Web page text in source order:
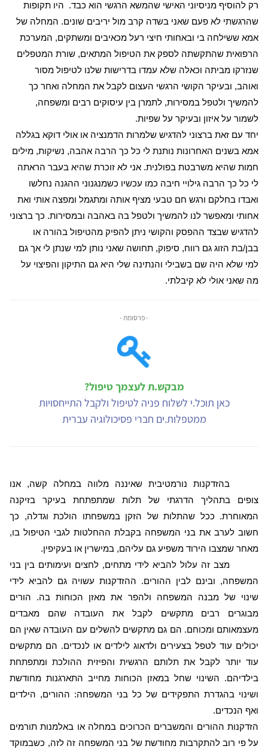
רק להוסיף מניסיוני האישי שהמשא הרגשי הוא כבד.
היו תקופות
שהרגשתי לא פעם שאני בשדה קרב מול יריבים שונים. המחלה של
אמא ששילחה בי ובאחותי חיצי רעל מכאיבים ומשתקים, המערכת
הרפואית שהתקשתה לספק את הטיפול המתאים, שורת המטפלים
שנזרקו מביתה וכאלה שלא עמדו בדרישות שלנו לטיפול מסור
ואוהב, ובעיקר הקושי הרגשי העצום לקבל את המחלה ואחר כך
להמשיך ולטפל במסירות, לתמרן בין עיסוקים רבים ומשפחה,
לשמור על איזון ובעיקר על שפיות.
יחד עם זאת ברצוני להדגיש שלמרות הדמנציה או אולי דוקא בגללה
אמא בשנים האחרונות נותנת לי כל כך הרבה אהבה, נשיקות, מילים
חמות שהיא משרבטת בפולנית. אני לא זוכרת שהיא בעבר הראתה
לי כל כך הרבה גילויי חיבה כמו עכשיו כשמנגנוני ההגנה נחלשו
ואבדו בחלקם ורגש חם טבעי מציף אותה ומתגמל ומפצה אותי ואת
אחותי ומאפשר לנו להמשיך ולטפל בה באהבה ובמסירות. כך ברצוני
להדגיש שבצד ההפסק והקושי ניתן להפיק מהטיפול בהורה או
בבן/בת הזוג גם רווח, סיפוק, תחושה שאני נותן למי שנתן לי אך גם
למי שלא היה שם בשבילי והנתינה שלי היא גם התיקון והפיצוי על
מה שאני אולי לא קיבלתי.
- פרסומת -
מבקש.ת לעצמך טיפול?
כאן תוכל.י לשלוח פניה לטיפול ולקבל התייחסויות
ממטפלות.ים חברי פסיכולוגיה עברית
בהזדקנות נורמטיבית שאיננה מלווה במחלה קשה, אנו
צופים בתהליך הדרגתי של תלות שמתפתחת בעיקר בזיקנה
המאוחרת. ככל שהתלות של הזקן במשפחתו הולכת וגדלה, כך
חשוב לערב את בני המשפחה בקבלת ההחלטות לגבי הטיפול בו,
מאחר שמצבו הירוד משפיע גם עליהם, במישרין או בעקיפין.
מצב זה עלול להביא לידי מתחים, לחצים ועימותים בין בני
המשפחה, ובינם לבין ההורים. ההזדקנות עשויה גם להביא לידי
שינוי של מבנה המשפחה ולהפר את מאזן הכוחות בה. הורים
מבוגרים רבים מתקשים לקבל את העובדה שהם מאבדים
מעצמאותם ומכוחם. הם גם מתקשים להשלים עם העובדה שאין הם
יכולים עוד לטפל בצעירים ולדאוג לילדים או לנכדים. הם מתקשים
עוד יותר לקבל את תלותם הרגשית והפיזית ההולכת ומתפתחת
בילדיהם. השינוי שחל במאזן הכוחות מחייב התארגנות מחודשת
ושינוי בהגדרת התפקידים של כל בני המשפחה: ההורים, הילדים
ואף הנכדים.
הזדקנות ההורים והמשברים הכרוכים במחלה או באלמנות תורמים
על פי רוב להתקרבות מחודשת של בני המשפחה זה לזה, כשבמוקד